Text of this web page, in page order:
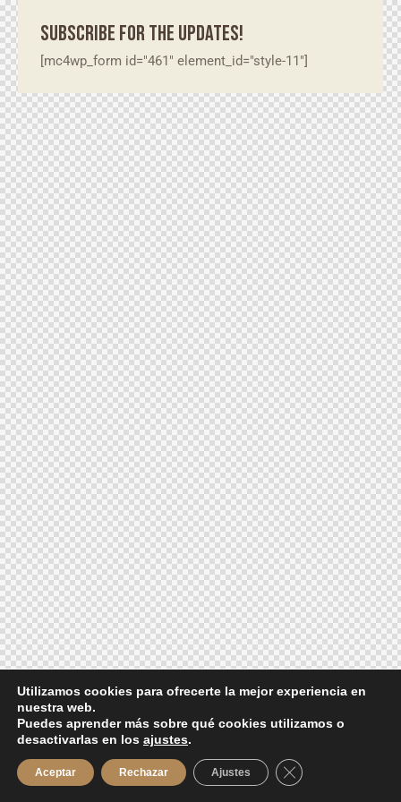
SUBSCRIBE FOR THE UPDATES!
[mc4wp_form id="461" element_id="style-11"]
Utilizamos cookies para ofrecerte la mejor experiencia en
nuestra web.
Puedes aprender más sobre qué cookies utilizamos o
desactivarlas en los ajustes.
Aceptar Rechazar Ajustes Cerrar el banner